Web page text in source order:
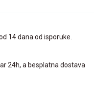
14 dana od isporuke.
24h, a besplatna dostava